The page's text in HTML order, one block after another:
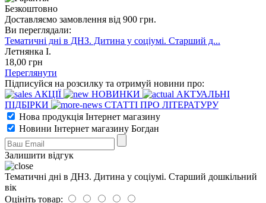
Безкоштовно
Доставляємо замовлення від 900 грн.
Ви переглядали:
Тематичні дні в ДНЗ. Дитина у соціумі. Старший д...
Летнянка І.
18,00 грн
Переглянути
Підписуйся на розсилку та отримуй новини про:
АКЦІЇ
НОВИНКИ
АКТУАЛЬНІ
ПІДБІРКИ
СТАТТІ ПРО ЛІТЕРАТУРУ
Нова продукція Інтернет магазину
Новини Інтернет магазину Богдан
Залишити відгук
Тематичні дні в ДНЗ. Дитина у соціумі. Старший дошкільний
вік
Оцініть товар: